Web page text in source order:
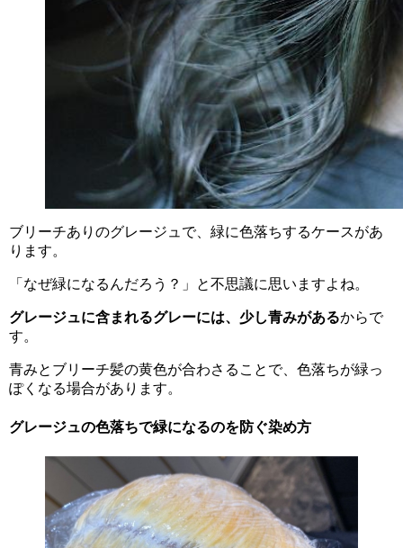
ブリーチありのグレージュで、緑に色落ちするケースがあ
ります。
「なぜ緑になるんだろう？」と不思議に思いますよね。
グレージュに含まれるグレーには、少し青みがあるからで
す。
青みとブリーチ髪の黄色が合わさることで、色落ちが緑っ
ぽくなる場合があります。
グレージュの色落ちで緑になるのを防ぐ染め方